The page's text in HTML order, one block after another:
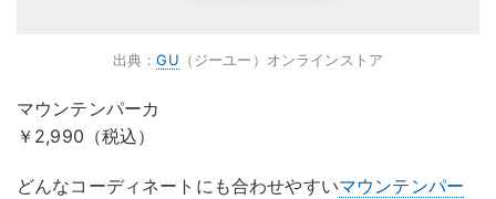
出典：GU （ジーユー）オンラインストア
マウンテンパーカ
￥2,990（税込）
どんなコーディネートにも合わせやすいマウンテンパー